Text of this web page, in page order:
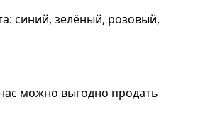
синий, зелёный, розовый,
можно выгодно продать